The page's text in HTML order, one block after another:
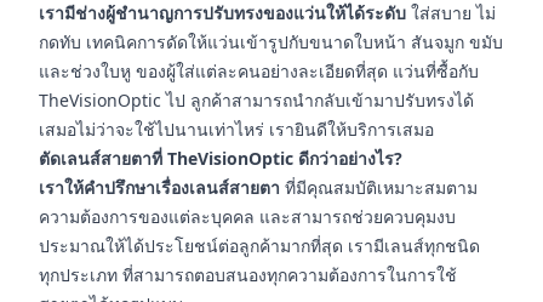
เรามีช่างผู้ชำนาญการปรับทรงของแว่นให้ได้ระดับ ใส่สบาย ไม่
กดทับ เทคนิคการดัดให้แว่นเข้ารูปกับขนาดใบหน้า สันจมูก ขมับ
และช่วงใบหู ของผู้ใส่แต่ละคนอย่างละเอียดที่สุด แว่นที่ซื้อกับ
TheVisionOptic ไป ลูกค้าสามารถนำกลับเข้ามาปรับทรงได้
เสมอไม่ว่าจะใช้ไปนานเท่าไหร่ เรายินดีให้บริการเสมอ
ตัดเลนส์สายตาที่ TheVisionOptic ดีกว่าอย่างไร?
เราให้คำปรึกษาเรื่องเลนส์สายตา ที่มีคุณสมบัติเหมาะสมตาม
ความต้องการของแต่ละบุคคล และสามารถช่วยควบคุมงบ
ประมาณให้ได้ประโยชน์ต่อลูกค้ามากที่สุด เรามีเลนส์ทุกชนิด
ทุกประเภท ที่สามารถตอบสนองทุกความต้องการในการใช้